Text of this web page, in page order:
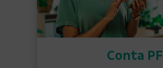
Conta PF